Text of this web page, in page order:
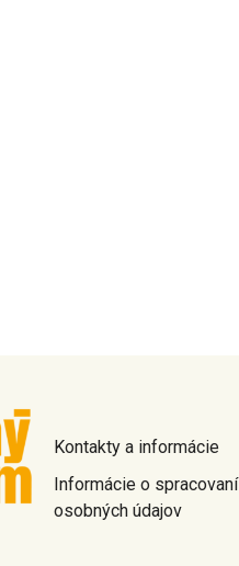
Kontakty a informácie
Informácie o spracovaní
osobných údajov